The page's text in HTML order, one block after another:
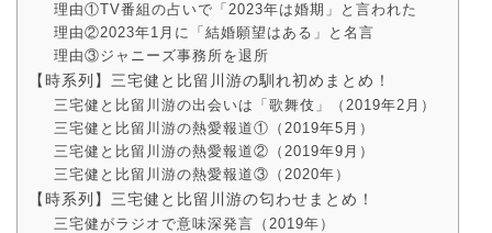
理由①TV番組の占いで「2023年は婚期」と言われた
理由②2023年1月に「結婚願望はある」と名言
理由③ジャニーズ事務所を退所
【時系列】三宅健と比留川游の馴れ初めまとめ！
三宅健と比留川游の出会いは「歌舞伎」（2019年2月）
三宅健と比留川游の熱愛報道①（2019年5月）
三宅健と比留川游の熱愛報道②（2019年9月）
三宅健と比留川游の熱愛報道③（2020年）
【時系列】三宅健と比留川游の匂わせまとめ！
三宅健がラジオで意味深発言（2019年）